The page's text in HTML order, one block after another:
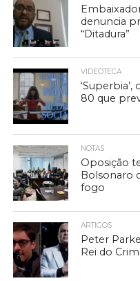
denuncia
“Ditadura”
VIDEOTECA
80 que
NOTAS
Oposição
Bolsonaro
fogo
ARTIGOS
Peter
Rei do